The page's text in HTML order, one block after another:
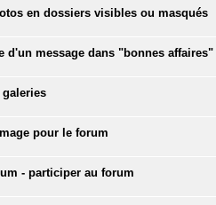
en dossiers visibles ou masqués
d'un message dans "bonnes affaires"
galeries
pour le forum
- participer au forum